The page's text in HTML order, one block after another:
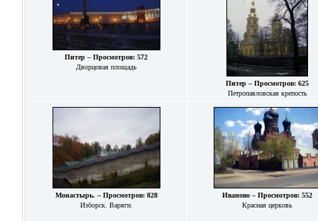
Питер – Просмотров: 572
Дворцовая площадь
Питер – Просмотров: 625
Петропавловская крепость
Монастырь. – Просмотров: 828
Изборск. Варяги.
Иваново – Просмотров: 552
Красная церковь